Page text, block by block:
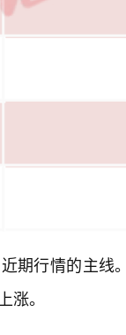
期行情的主
涨。